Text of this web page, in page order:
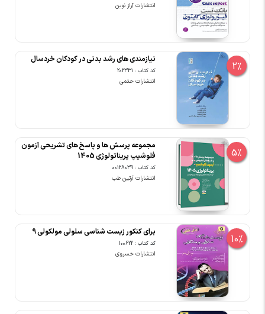
انتشارات آراز نوین
2%
نیازمندی های رشد بدنی در کودکان خردسال
کد کتاب : 202331
انتشارات حتمی
5%
مجموعه پرسش ها و پاسخ های تشریحی آزمون
فلوشیپ پریناتولوژی 1405
کد کتاب : 00128039
انتشارات آرتین طب
10%
برای کنکور زیست شناسی سلولی مولکولی 9
کد کتاب : 100622
انتشارات خسروی